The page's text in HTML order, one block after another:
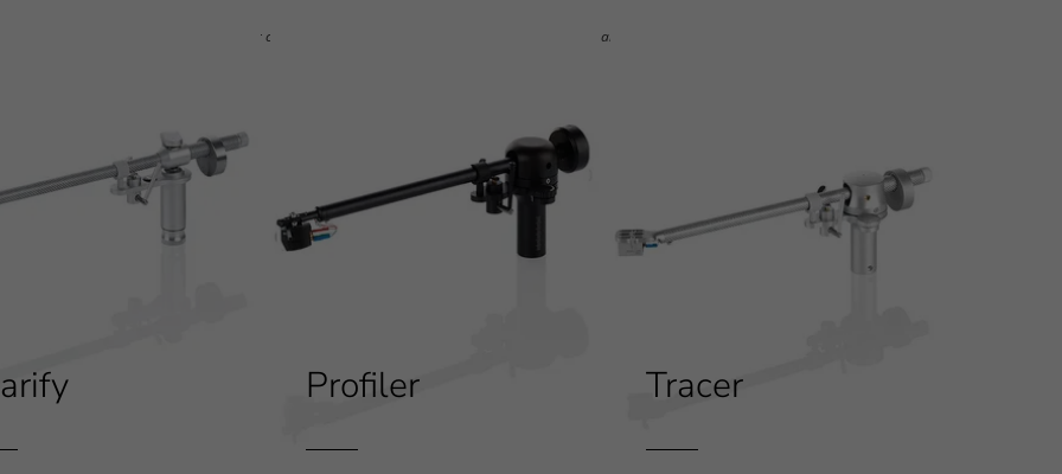
Rein mechanische Perfektion: Der clearaudio TT3 überzeugt durch eine extrem reibungsarme lineare Führung und komfortable
Profiler Tracer